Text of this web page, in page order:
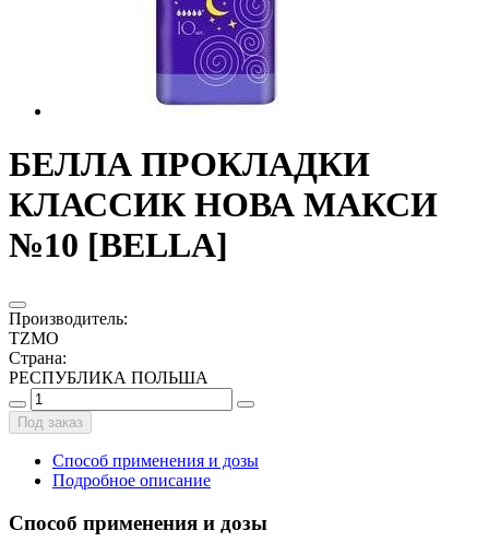
БЕЛЛА ПРОКЛАДКИ
КЛАССИК НОВА МАКСИ
№10 [BELLA]
Производитель:
TZMO
Страна:
РЕСПУБЛИКА ПОЛЬША
Под заказ
Способ применения и дозы
Подробное описание
Способ применения и дозы